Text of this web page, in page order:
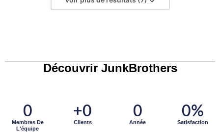
Découvrir JunkBrothers
0
Membres De
L'équipe
+0
Clients
0
Année
0%
Satisfaction